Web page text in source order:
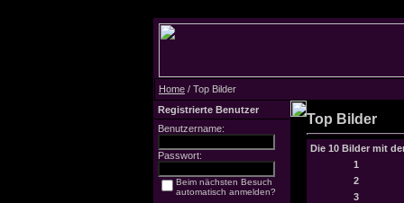
Home / Top Bilder
Registrierte Benutzer
Benutzername:
Passwort:
Beim nächsten Besuch
automatisch anmelden?
Top Bilder
Die 10 Bilder mit
1
2
3